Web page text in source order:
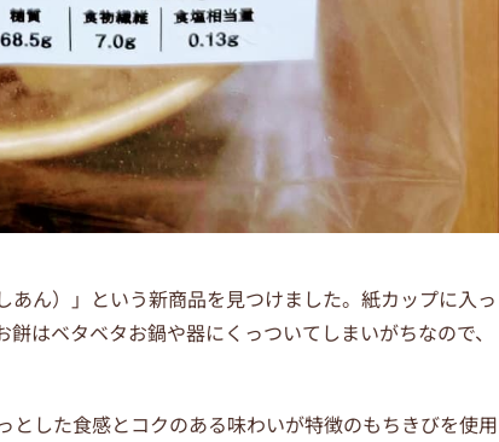
ん）」という新商品を見つけました。紙カップに入っ
はベタベタお鍋や器にくっついてしまいがちなので、
した食感とコクのある味わいが特徴のもちきびを使用